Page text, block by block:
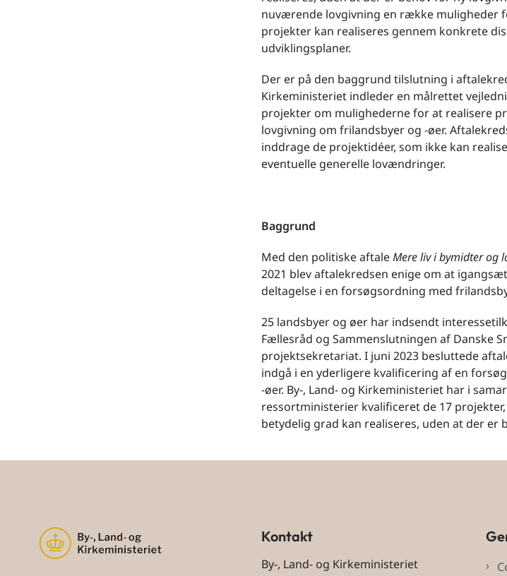
nuværende lovgivning en række muligheder
projekter kan realiseres gennem konkrete
udviklingsplaner.
Der er på den baggrund tilslutning i
Kirkeministeriet indleder en målrettet
projekter om mulighederne for at realisere
lovgivning om frilandsbyer og -øer.
inddrage de projektidéer, som ikke kan
eventuelle generelle lovændringer.
Baggrund
Med den politiske aftaleMere liv i bymidter og
2021 blev aftalekredsen enige om at
deltagelse i en forsøgsordning med
25 landsbyer og øer har indsendt
Fællesråd og Sammenslutningen af Danske
projektsekretariat. I juni 2023 besluttede
indgå i en yderligere kvalificering af en
-øer. By-, Land- og Kirkeministeriet har i
ressortministerier kvalificeret de 17
betydelig grad kan realiseres, uden at der er
Kontakt
By-, Land- og Kirkeministeriet